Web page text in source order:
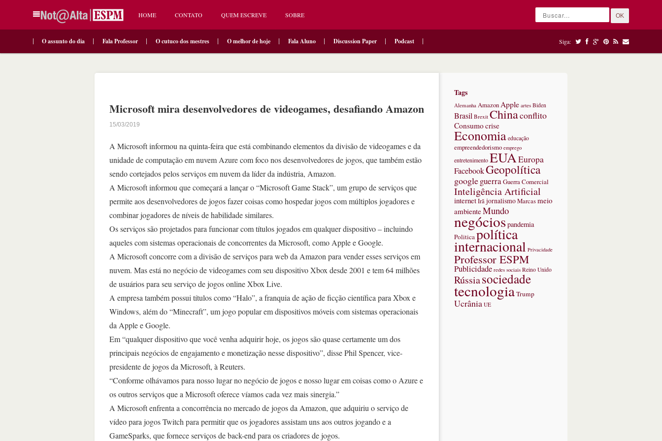
HOME CONTATO QUEM ESCREVE SOBRE OK
O assunto do dia Fala Professor O cutuco dos mestres O melhor de hoje Fala Aluno Discussion Paper Podcast Siga:
Microsoft mira desenvolvedores de videogames, desafiando Amazon
15/03/2019
A Microsoft informou na quinta-feira que está combinando elementos da divisão de videogames e da
unidade de computação em nuvem Azure com foco nos desenvolvedores de jogos, que também estão
sendo cortejados pelos serviços em nuvem da líder da indústria, Amazon.
A Microsoft informou que começará a lançar o “Microsoft Game Stack”, um grupo de serviços que
permite aos desenvolvedores de jogos fazer coisas como hospedar jogos com múltiplos jogadores e
combinar jogadores de níveis de habilidade similares.
Os serviços são projetados para funcionar com títulos jogados em qualquer dispositivo – incluindo
aqueles com sistemas operacionais de concorrentes da Microsoft, como Apple e Google.
A Microsoft concorre com a divisão de serviços para web da Amazon para vender esses serviços em
nuvem. Mas está no negócio de videogames com seu dispositivo Xbox desde 2001 e tem 64 milhões
de usuários para seu serviço de jogos online Xbox Live.
A empresa também possui títulos como “Halo”, a franquia de ação de ficção científica para Xbox e
Windows, além do “Minecraft”, um jogo popular em dispositivos móveis com sistemas operacionais
da Apple e Google.
Em “qualquer dispositivo que você venha adquirir hoje, os jogos são quase certamente um dos
principais negócios de engajamento e monetização nesse dispositivo”, disse Phil Spencer, vice-
presidente de jogos da Microsoft, à Reuters.
“Conforme olhávamos para nosso lugar no negócio de jogos e nosso lugar em coisas como o Azure e
os outros serviços que a Microsoft oferece víamos cada vez mais sinergia.”
A Microsoft enfrenta a concorrência no mercado de jogos da Amazon, que adquiriu o serviço de
vídeo para jogos Twitch para permitir que os jogadores assistam uns aos outros jogando e a
GameSparks, que fornece serviços de back-end para os criadores de jogos.
Tags
Alemanha Amazon Apple artes Biden
Brasil Brexit Chinaconflito
Consumocrise
Economia educação
empreendedorismo emprego
entretenimentoEUAEuropa
FacebookGeopolítica
googleguerraGuerra Comercial
Inteligência Artificial
internetIrãjornalismoMarcasmeio
ambienteMundo
negóciospandemia
Politicapolítica
internacional Privacidade
Professor ESPM
Publicidade redes sociais Reino Unido
Rússiasociedade
tecnologiaTrump
Ucrânia UE